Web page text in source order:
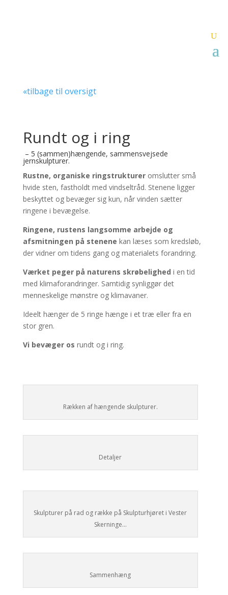
«tilbage til oversigt
Rundt og i ring
– 5 (sammen)hængende, sammensvejsede
jernskulpturer.
Rustne, organiske ringstruktureromslutter små
hvide sten, fastholdt med vindseltråd. Stenene ligger
beskyttet og bevæger sig kun, når vinden sætter
ringene i bevægelse.
Ringene, rustens langsomme arbejde og
afsmitningen på stenene kan læses som kredsløb,
der vidner om tidens gang og materialets forandring.
Værket peger på naturens skrøbelighed i en tid
med klimaforandringer. Samtidig synliggør det
menneskelige mønstre og klimavaner.
Ideelt hænger de 5 ringe hænge i et træ eller fra en
stor gren.
Vi bevæger os rundt og i ring.
Rækken af hængende skulpturer.
Detaljer
Skulpturer på rad og række på Skulpturhjøret i Vester
Skerninge…
Sammenhæng